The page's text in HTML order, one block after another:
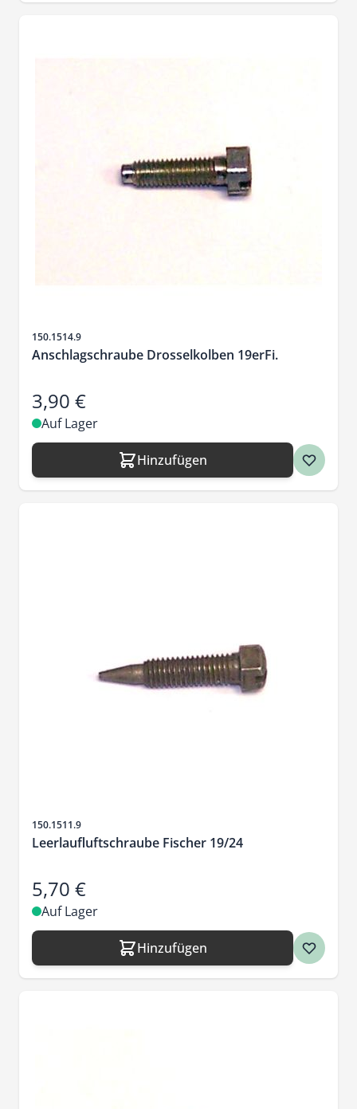
Artikelnr.
150.1514.9
Anschlagschraube Drosselkolben 19erFi.
3,90 €
Auf Lager
Hinzufügen
Artikelnr.
150.1511.9
Leerlaufluftschraube Fischer 19/24
5,70 €
Auf Lager
Hinzufügen